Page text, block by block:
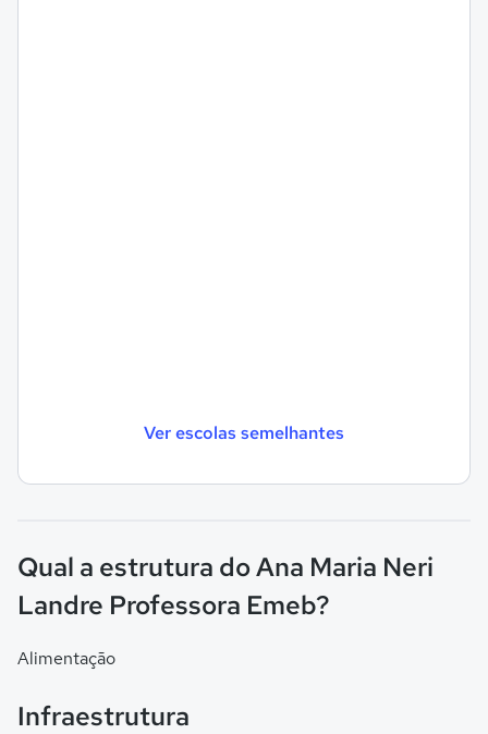
Ver escolas semelhantes
Qual a estrutura do Ana Maria Neri
Landre Professora Emeb?
Alimentação
Infraestrutura